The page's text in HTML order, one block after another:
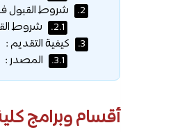
2. شروط القبول
2.1. شروط
3. كيفية التقديم :
3.1. المصدر :
أقسام وبرامج